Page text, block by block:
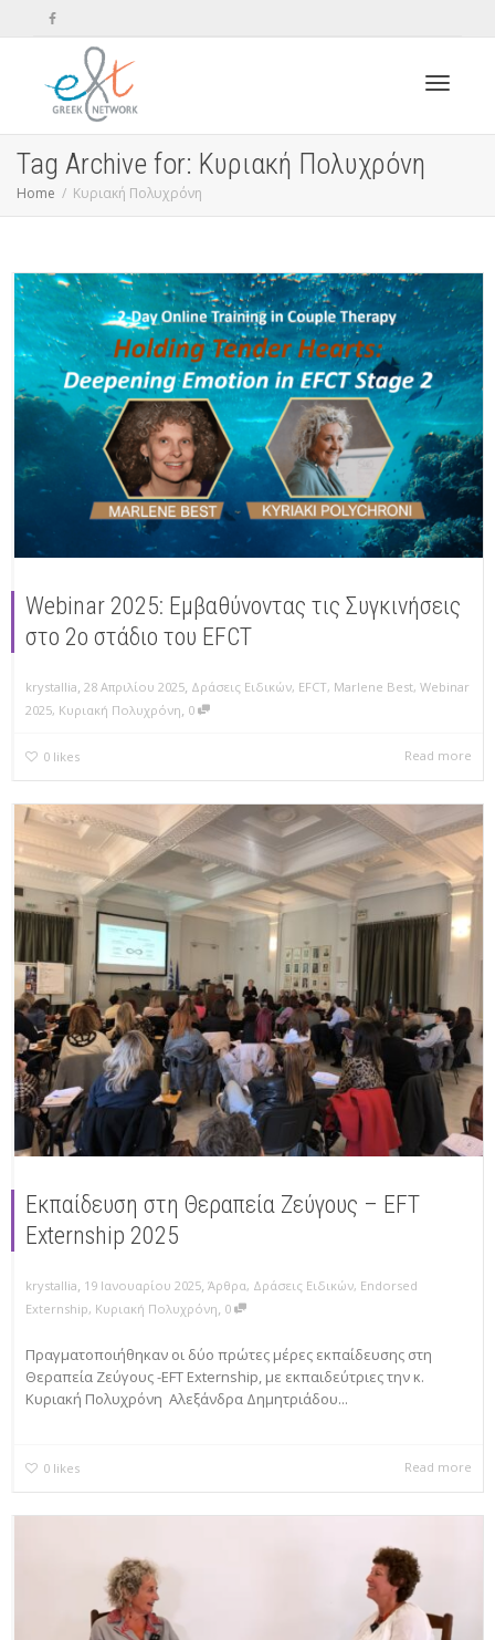
Tag Archive for: Κυριακή Πολυχρόνη
Home Κυριακή Πολυχρόνη
Webinar 2025: Εμβαθύνοντας τις Συγκινήσεις
στο 2ο στάδιο του EFCT
krystallia, 28 Απριλίου 2025, Δράσεις Ειδικών, EFCT, Marlene Best, Webinar
2025, Κυριακή Πολυχρόνη, 0
0 likes Read more
Εκπαίδευση στη Θεραπεία Ζεύγους – EFT
Externship 2025
krystallia, 19 Ιανουαρίου 2025, Άρθρα, Δράσεις Ειδικών, Endorsed
Externship, Κυριακή Πολυχρόνη, 0
Πραγματοποιήθηκαν οι δύο πρώτες μέρες εκπαίδευσης στη
Θεραπεία Ζεύγους -EFT Externship, με εκπαιδεύτριες την κ.
Κυριακή Πολυχρόνη Αλεξάνδρα Δημητριάδου...
0 likes Read more